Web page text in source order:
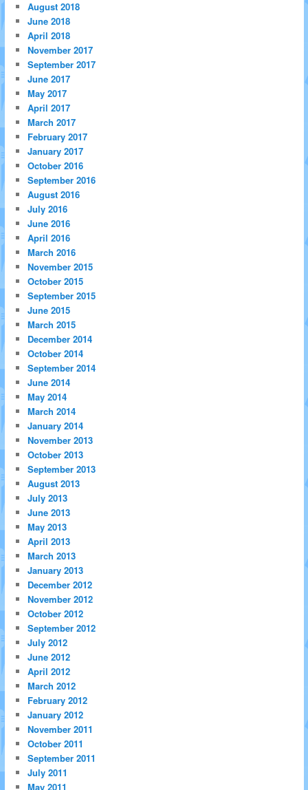
August 2018
June 2018
April 2018
November 2017
September 2017
June 2017
May 2017
April 2017
March 2017
February 2017
January 2017
October 2016
September 2016
August 2016
July 2016
June 2016
April 2016
March 2016
November 2015
October 2015
September 2015
June 2015
March 2015
December 2014
October 2014
September 2014
June 2014
May 2014
March 2014
January 2014
November 2013
October 2013
September 2013
August 2013
July 2013
June 2013
May 2013
April 2013
March 2013
January 2013
December 2012
November 2012
October 2012
September 2012
July 2012
June 2012
April 2012
March 2012
February 2012
January 2012
November 2011
October 2011
September 2011
July 2011
May 2011